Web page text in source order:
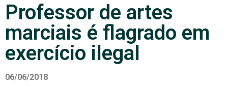
Professor de artes
marciais é flagrado em
exercício ilegal
06/06/2018